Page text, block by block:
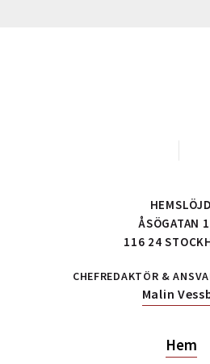
HEMSLÖJD
ÅSÖGATAN
116 24
CHEFREDAKTÖR &
Malin
Hem